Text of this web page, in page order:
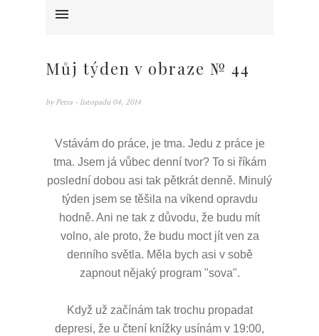
Můj týden v obraze № 44
by Petra - listopadu 04, 2014
Vstávám do práce, je tma. Jedu z práce je
tma. Jsem já vůbec denní tvor? To si říkám
poslední dobou asi tak pětkrát denně. Minulý
týden jsem se těšila na víkend opravdu
hodně. Ani ne tak z důvodu, že budu mít
volno, ale proto, že budu moct jít ven za
denního světla. Měla bych asi v sobě
zapnout nějaký program "sova".
Když už začínám tak trochu propadat
depresi, že u čtení knížky usínám v 19:00,